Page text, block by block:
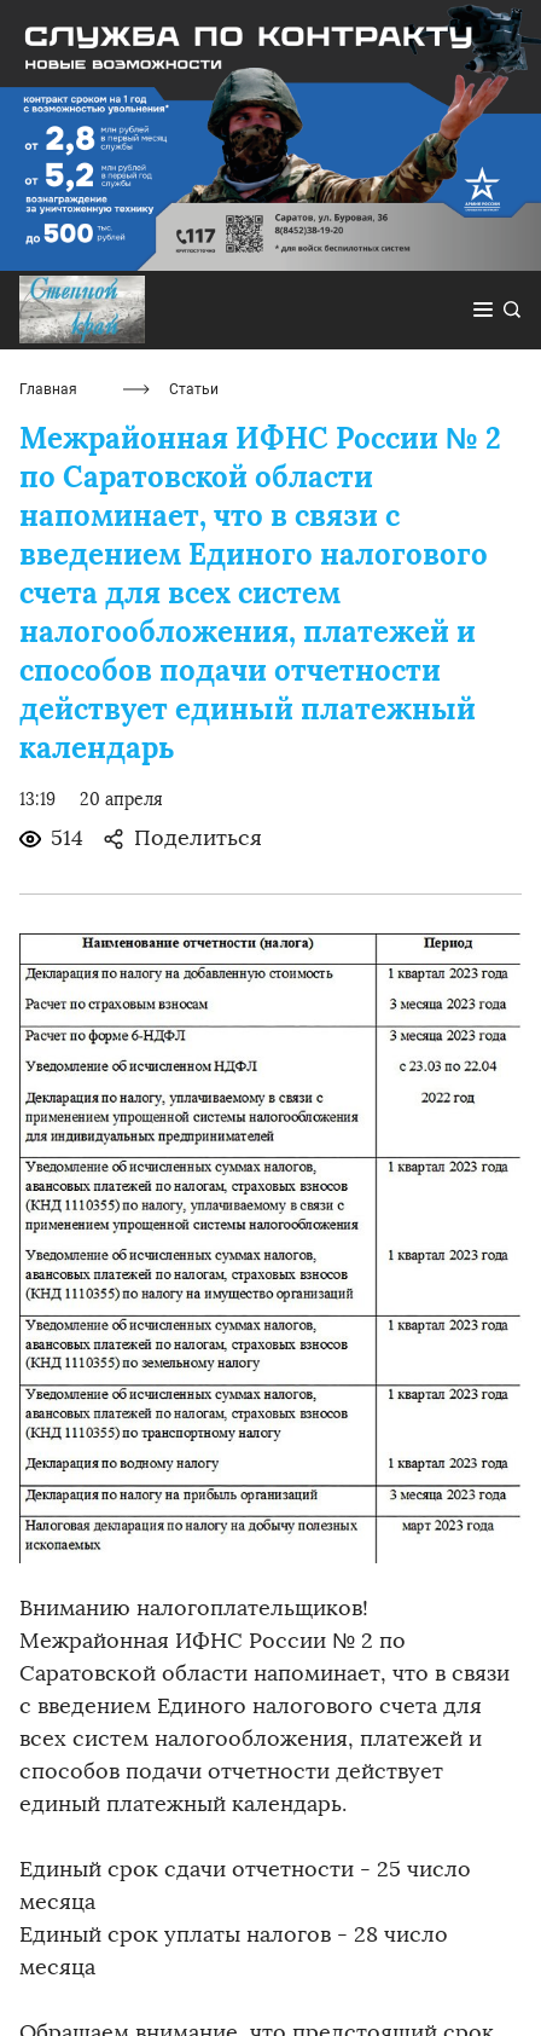
Главная Статьи
Межрайонная ИФНС России № 2
по Саратовской области
напоминает, что в связи с
введением Единого налогового
счета для всех систем
налогообложения, платежей и
способов подачи отчетности
действует единый платежный
календарь
13:19 20 апреля
514 Поделиться
Вниманию налогоплательщиков!
Межрайонная ИФНС России № 2 по
Саратовской области напоминает, что в связи
с введением Единого налогового счета для
всех систем налогообложения, платежей и
способов подачи отчетности действует
единый платежный календарь.
Единый срок сдачи отчетности - 25 число
месяца
Единый срок уплаты налогов - 28 число
месяца